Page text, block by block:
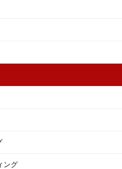
ング